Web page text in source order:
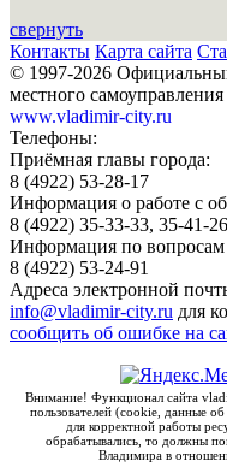
свернуть
Контакты Карта сайта
© 1997-2026
местного
www.vladimir-city.ru
Телефоны:
Приёмная главы города:
8 (4922) 53-28-17
Информация о работе с
8 (4922) 35-33-33, 35-41-26
Информация по вопросам
8 (4922) 53-24-91
Адреса электронной
info@vladimir-city.ru для
сообщить об ошибке на
Внимание! Функционал сайта
пользователей (cookie, данные
для корректной работы
обрабатывались, то должны
Владимира в